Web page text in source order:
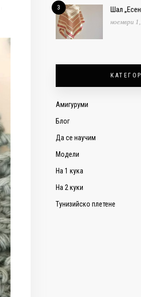
3 Шал
ноември
Амигуруми
Блог
Да се научим
Модели
На 1 кука
На 2 куки
Тунизийско плетене